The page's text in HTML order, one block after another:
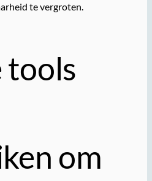
te vergroten.
tools
om